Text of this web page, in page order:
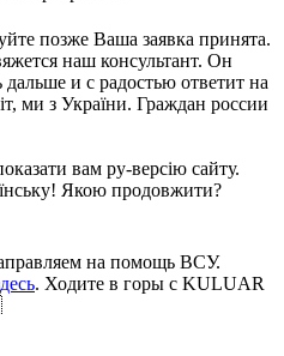
позже Ваша заявка принята.
наш консультант. Он
дальше и с радостью ответит на
ми з України. Граждан россии
вам ру-версію сайту.
Якою продовжити?
на помощь ВСУ.
. Ходите в горы с KULUAR